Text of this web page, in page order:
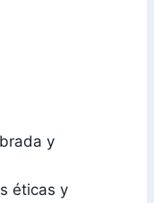
y
éticas y